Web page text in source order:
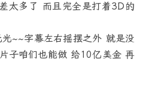
太多了 而且完全是打着3D的
~~字幕左右摇摆之外 就是没
子咱们也能做 给10亿美金 再